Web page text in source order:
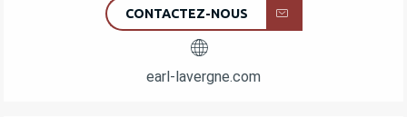
CONTACTEZ-NOUS
earl-lavergne.com